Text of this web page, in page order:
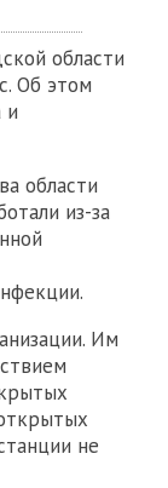
области
Об этом
и
области
из-за
Им
не